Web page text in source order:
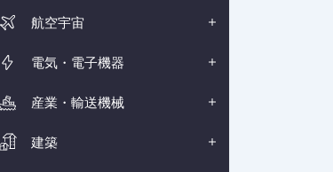
航空宇宙
電気・電子機器
産業・輸送機械
建築